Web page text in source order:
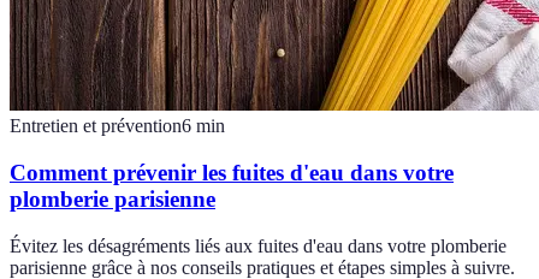
Entretien et prévention6 min
Comment prévenir les fuites d'eau dans votre
plomberie parisienne
Évitez les désagréments liés aux fuites d'eau dans votre plomberie
parisienne grâce à nos conseils pratiques et étapes simples à suivre.